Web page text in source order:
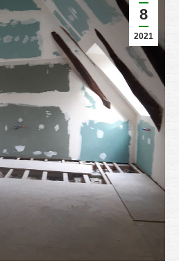
8
2021